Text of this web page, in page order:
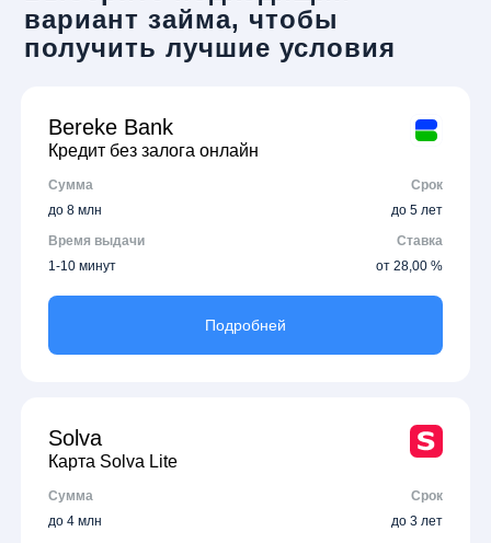
вариант займа, чтобы
получить лучшие условия
Bereke Bank
Кредит без залога онлайн
Сумма
Срок
до 8 млн
до 5 лет
Время выдачи
Ставка
1-10 минут
от 28,00 %
Подробней
Solva
Карта Solva Lite
Сумма
Срок
до 4 млн
до 3 лет